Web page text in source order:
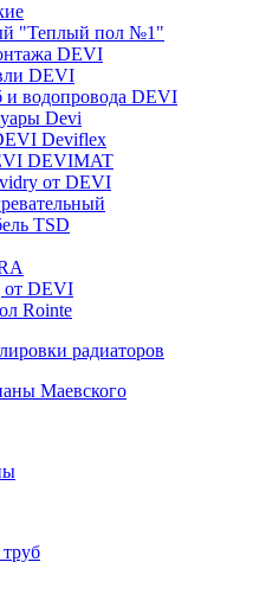
"Теплый пол №1"
DEVI
DEVI
и водопровода DEVI
Devi
Deviflex
DEVIMAT
от DEVI
TSD
от DEVI
Rointe
радиаторов
Маевского